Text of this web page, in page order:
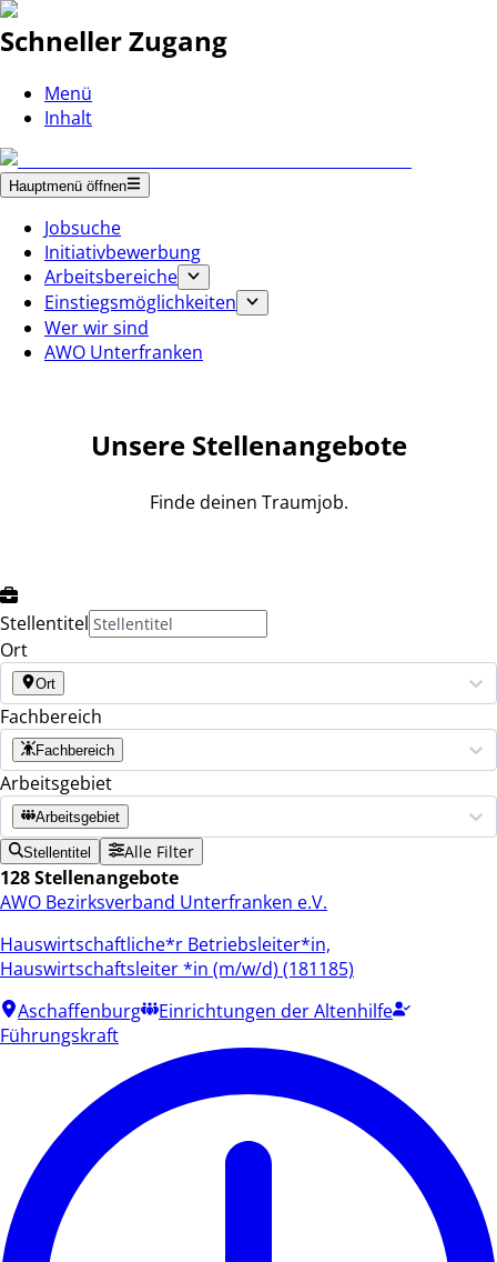
Schneller Zugang
Menü
Inhalt
Hauptmenü öffnen
Jobsuche
Initiativbewerbung
Arbeitsbereiche
Einstiegsmöglichkeiten
Wer wir sind
AWO Unterfranken
Unsere Stellenangebote
Finde deinen Traumjob.
Stellentitel
Ort
Ort
Fachbereich
Fachbereich
Arbeitsgebiet
Arbeitsgebiet
Stellentitel Alle Filter
128 Stellenangebote
AWO Bezirksverband Unterfranken e.V.
Hauswirtschaftliche*r Betriebsleiter*in,
Hauswirtschaftsleiter *in (m/w/d) (181185)
Aschaffenburg
Einrichtungen der Altenhilfe
Führungskraft